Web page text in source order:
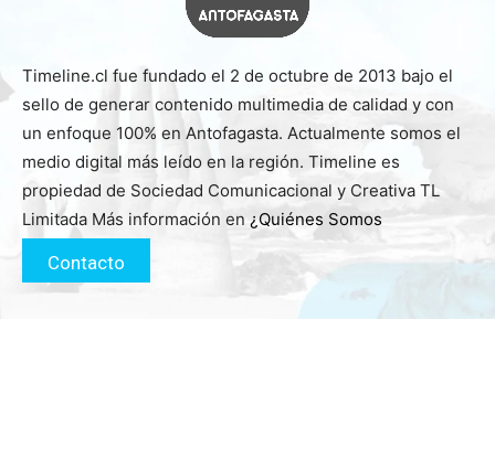
Timeline.cl fue fundado el 2 de octubre de 2013 bajo el
sello de generar contenido multimedia de calidad y con
un enfoque 100% en Antofagasta. Actualmente somos el
medio digital más leído en la región. Timeline es
propiedad de Sociedad Comunicacional y Creativa TL
Limitada Más información en ¿Quiénes Somos
Contacto